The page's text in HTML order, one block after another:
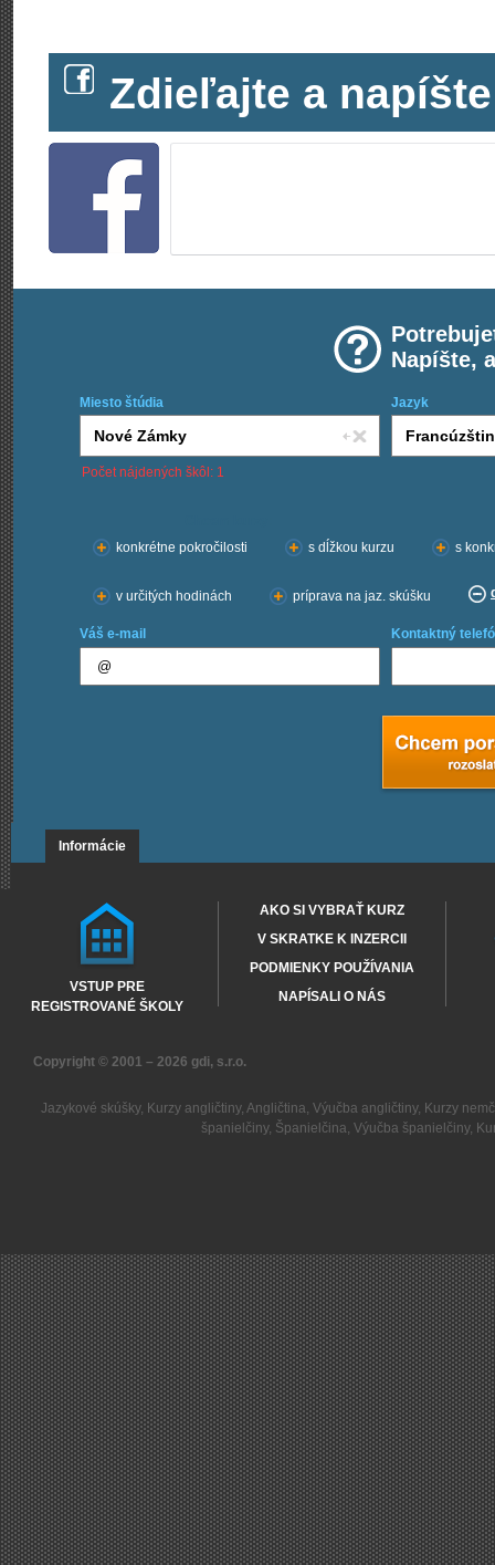
Zdieľajte a
Napíšte,
Miesto štúdia Jazyk
Počet nájdených škôl: 1
konkrétne pokročilosti
s dĺžkou kurzu s
v určitých hodinách príprava na jaz. skúšku
Váš e-mail Kontaktný
Informácie
VSTUP PRE
REGISTROVANÉ ŠKOLY
AKO SI VYBRAŤ KURZ
V SKRATKE K INZERCII
PODMIENKY POUŽÍVANIA
NAPÍSALI O NÁS
Copyright © 2001 – 2026 gdi, s.r.o.
Jazykové skúšky, Kurzy angličtiny, Angličtina, Výučba angličtiny, Kurzy
španielčiny, Španielčina, Výučba španielčiny,